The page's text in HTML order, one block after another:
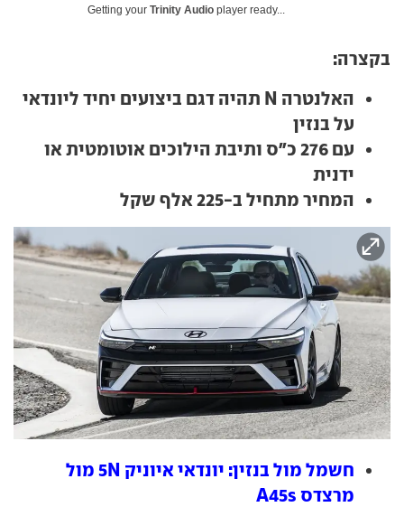
Getting your Trinity Audio player ready...
בקצרה:
האלנטרה N תהיה דגם ביצועים יחיד ליונדאי
על בנזין
עם 276 כ"ס ותיבת הילוכים אוטומטית או
ידנית
המחיר מתחיל ב-225 אלף שקל
חשמל מול בנזין: יונדאי איוניק 5N מול
מרצדס A45s